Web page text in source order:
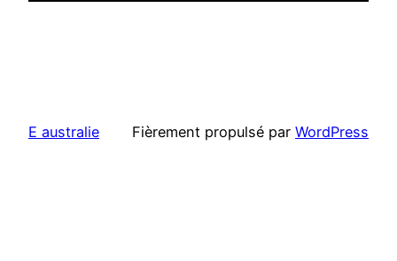
E australie Fièrement propulsé par WordPress